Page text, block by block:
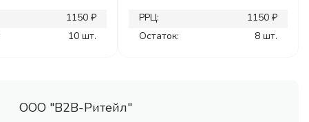
1150 ₽
10 шт.
РРЦ:
1150 ₽
Остаток:
8 шт.
ООО "В2В-Ритейл"